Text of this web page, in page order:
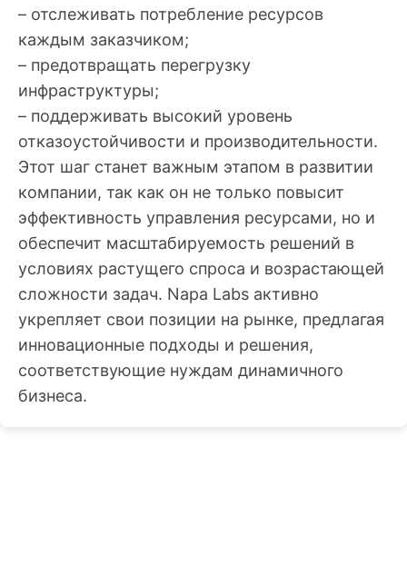
– отслеживать потребление ресурсов
каждым заказчиком;
– предотвращать перегрузку
инфраструктуры;
– поддерживать высокий уровень
отказоустойчивости и производительности.
Этот шаг станет важным этапом в развитии
компании, так как он не только повысит
эффективность управления ресурсами, но и
обеспечит масштабируемость решений в
условиях растущего спроса и возрастающей
сложности задач. Napa Labs активно
укрепляет свои позиции на рынке, предлагая
инновационные подходы и решения,
соответствующие нуждам динамичного
бизнеса.